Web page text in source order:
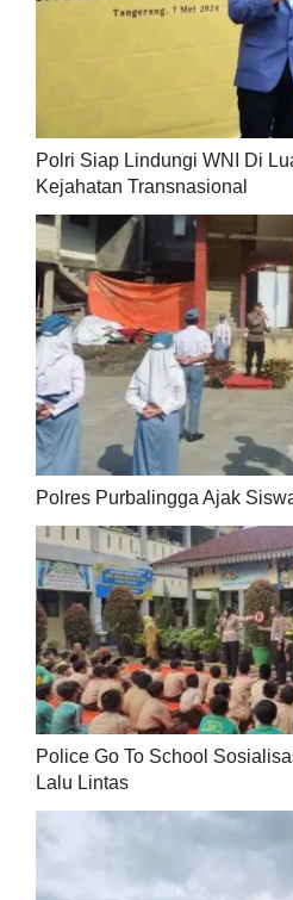
Polri Siap Lindungi WNI Di
Kejahatan Transnasional
Polres Purbalingga Ajak
Police Go To School
Lalu Lintas